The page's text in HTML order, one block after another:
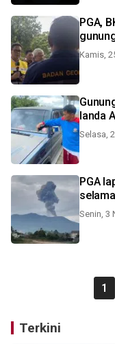
PGA,
Kamis,
landa
Selasa,
PGA
Senin, 3
1
Terkini